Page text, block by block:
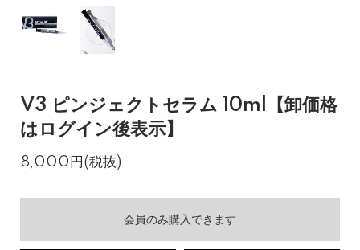
V3 ピンジェクトセラム 10ml【卸価格
はログイン後表示】
8,000円(税抜)
会員のみ購入できます